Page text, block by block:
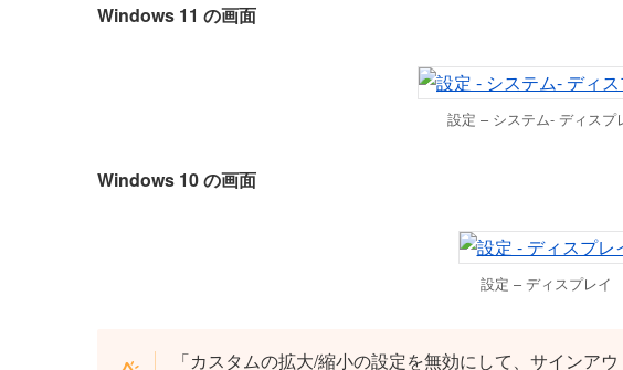
Windows 11 の画面
設定 – システム- ディスプ
Windows 10 の画面
設定 – ディスプレイ
「カスタムの拡大/縮小の設定を無効にして、サインア